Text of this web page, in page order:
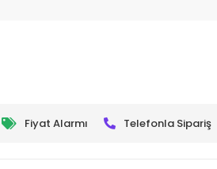
Fiyat Alarmı Telefonla Sipariş